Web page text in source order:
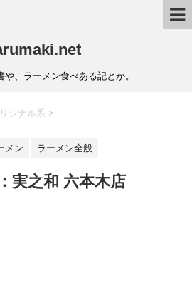
や、ラーメン食べある記とか。
ジナル系 >
メン ラーメン全般
実之和 六本木店